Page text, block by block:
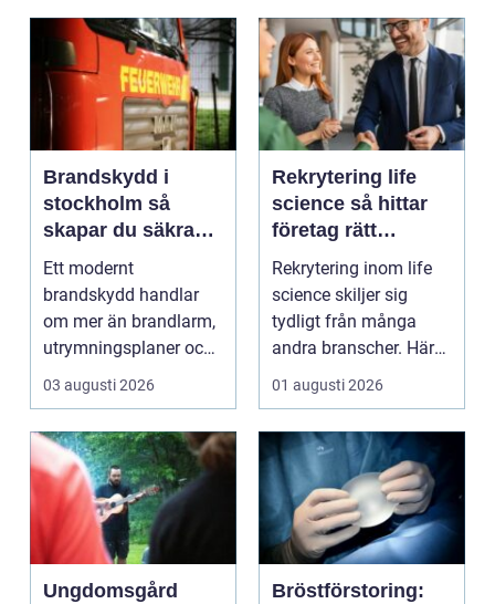
Brandskydd i
stockholm så
skapar du säkra
byggnader på
riktigt
Ett modernt
brandskydd handlar
om mer än brandlarm,
utrymningsplaner och
röda brandsläckare på
vägga...
03 augusti 2026
Rekrytering life
science så hittar
företag rätt
kompetens när
kraven är som
högst
Rekrytering inom life
science skiljer sig
tydligt från många
andra branscher. Här
påverkar varje bes...
01 augusti 2026
Ungdomsgård
Bröstförstoring: